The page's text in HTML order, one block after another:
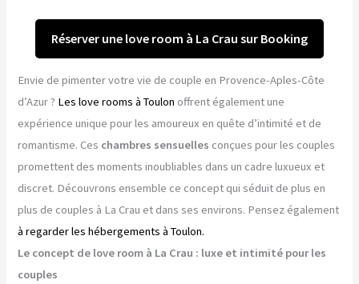
Réserver une love room à La Crau sur Booking
Envie de pimenter votre vie de couple en Provence-Aples-Côte
d’Azur ? Les love rooms à Toulon offrent également une
expérience unique pour les amoureux en quête d’intimité et de
romantisme. Ces chambres sensuelles conçues pour les couples
promettent des moments inoubliables dans un cadre luxueux et
discret. Découvrons ensemble ce concept qui séduit de plus en
plus de couples à La Crau et dans ses environs. Pensez également
à regarder les hébergements à Toulon.
Le concept de love room à La Crau : luxe et intimité pour les
couples